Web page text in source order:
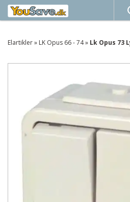
Elartikler» LK Opus 66 - 74» Lk Opus 73